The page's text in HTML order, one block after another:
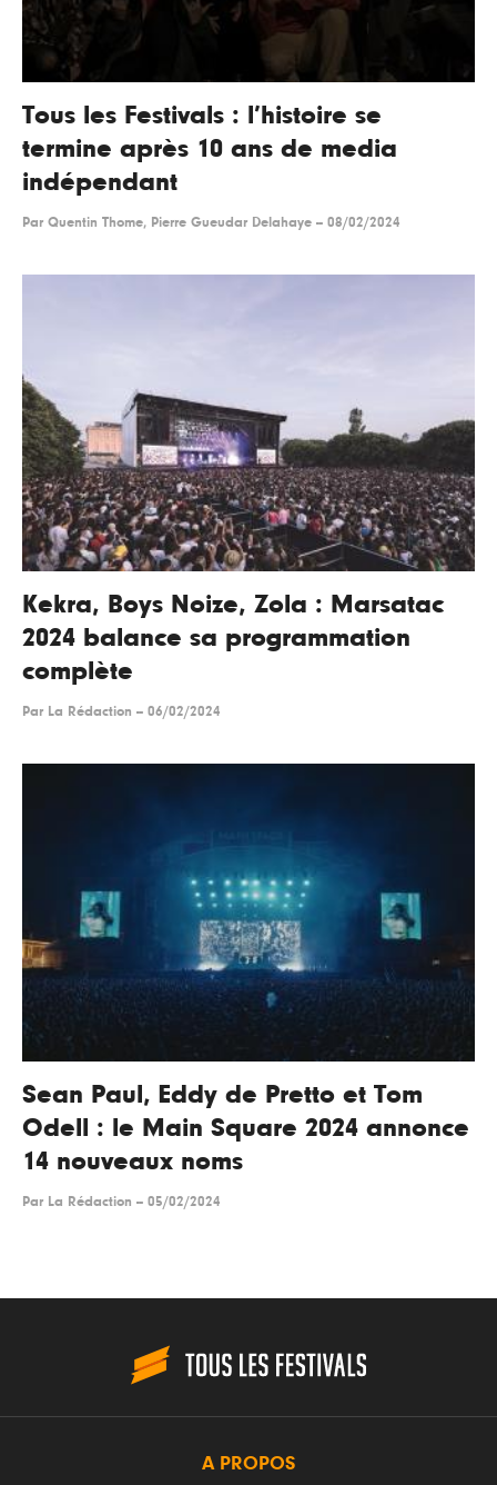
Tous les Festivals : l’histoire se
termine après 10 ans de media
indépendant
Par Quentin Thome, Pierre Gueudar Delahaye -- 08/02/2024
Kekra, Boys Noize, Zola : Marsatac
2024 balance sa programmation
complète
Par La Rédaction -- 06/02/2024
Sean Paul, Eddy de Pretto et Tom
Odell : le Main Square 2024 annonce
14 nouveaux noms
Par La Rédaction -- 05/02/2024
A PROPOS